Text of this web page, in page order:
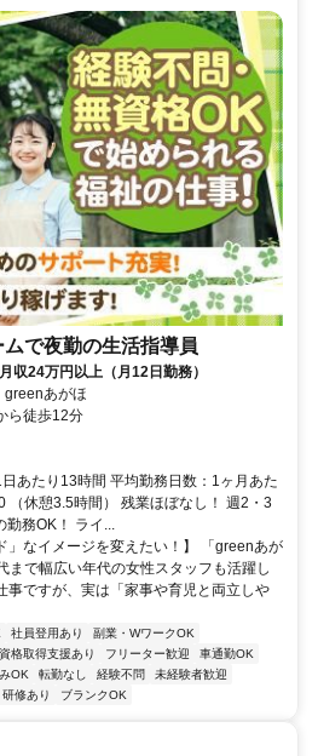
で夜勤の生活指導員
収24万円以上（月12日勤務）
あがほ
ら徒歩12分
あたり13時間 平均勤務日数：1ヶ月あた
（休憩3.5時間） 残業ほぼなし！ 週2・3
勤務OK！ ライ...
」なイメージを変えたい！】 「greenあが
まで幅広い年代の女性スタッフも活躍し
事ですが、実は「家事や育児と両立しや
社員登用あり
副業・WワークOK
資格取得支援あり フリーター歓迎
車通勤OK
OK 転勤なし 経験不問
未経験者歓迎
研修あり ブランクOK